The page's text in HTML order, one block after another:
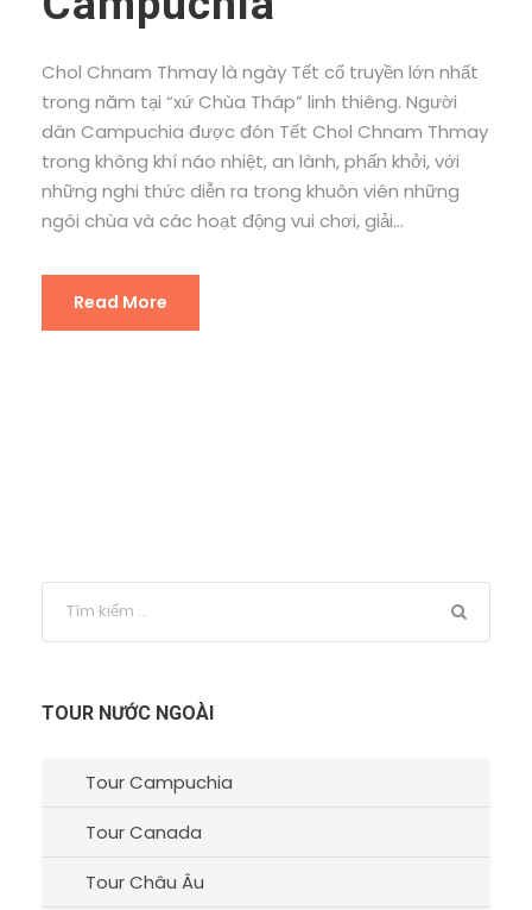
Chol Chnam Thmay là ngày Tết cổ truyền lớn nhất
trong năm tại “xứ Chùa Tháp” linh thiêng. Người
dân Campuchia được đón Tết Chol Chnam Thmay
trong không khí náo nhiệt, an lành, phấn khởi, với
những nghi thức diễn ra trong khuôn viên những
ngôi chùa và các hoạt động vui chơi, giải...
Read More
TOUR NƯỚC NGOÀI
Tour Campuchia
Tour Canada
Tour Châu Âu